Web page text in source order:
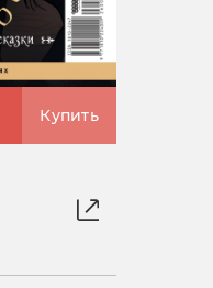
Купить